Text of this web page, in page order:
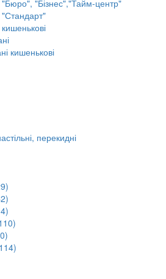
"Бізнес","Тайм-центр"
кишенькові
перекидні